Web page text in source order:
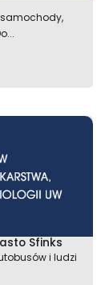
samochody,
Sfinks
i ludzi